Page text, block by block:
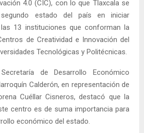
4.0 (CIC), con lo que Tlaxcala se
estado del país en iniciar
13 instituciones que conforman la
de Creatividad e Innovación del
Tecnológicas y Politécnicas.
de Desarrollo Económico
Calderón, en representación de
Cuéllar Cisneros, destacó que la
centro es de suma importancia para
económico del estado.